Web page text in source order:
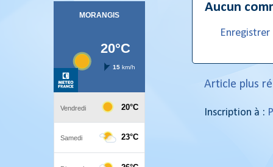
Aucun
Article plus
Inscription à :